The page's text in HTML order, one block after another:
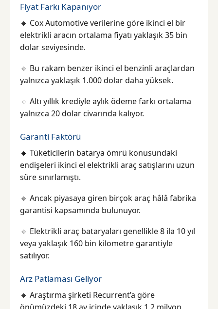
Fiyat Farkı Kapanıyor
🔹 Cox Automotive verilerine göre ikinci el bir
elektrikli aracın ortalama fiyatı yaklaşık 35 bin
dolar seviyesinde.
🔹 Bu rakam benzer ikinci el benzinli araçlardan
yalnızca yaklaşık 1.000 dolar daha yüksek.
🔹 Altı yıllık krediyle aylık ödeme farkı ortalama
yalnızca 20 dolar civarında kalıyor.
Garanti Faktörü
🔹 Tüketicilerin batarya ömrü konusundaki
endişeleri ikinci el elektrikli araç satışlarını uzun
süre sınırlamıştı.
🔹 Ancak piyasaya giren birçok araç hâlâ fabrika
garantisi kapsamında bulunuyor.
🔹 Elektrikli araç bataryaları genellikle 8 ila 10 yıl
veya yaklaşık 160 bin kilometre garantiyle
satılıyor.
Arz Patlaması Geliyor
🔹 Araştırma şirketi Recurrent’a göre